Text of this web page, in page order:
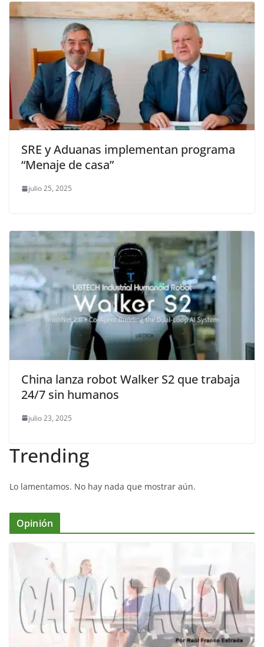
SRE y Aduanas implementan programa
“Menaje de casa”
julio 25, 2025
China lanza robot Walker S2 que trabaja
24/7 sin humanos
julio 23, 2025
Trending
Lo lamentamos. No hay nada que mostrar aún.
Opinión